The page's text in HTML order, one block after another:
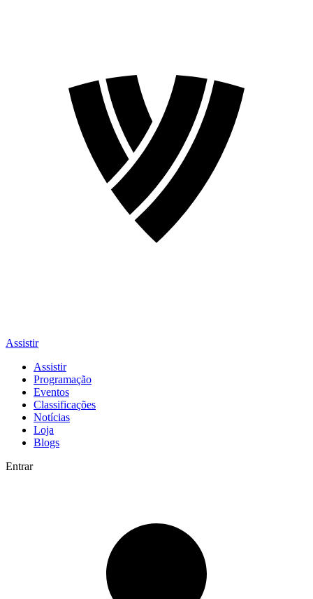
Assistir
Assistir
Programação
Eventos
Classificações
Notícias
Loja
Blogs
Entrar